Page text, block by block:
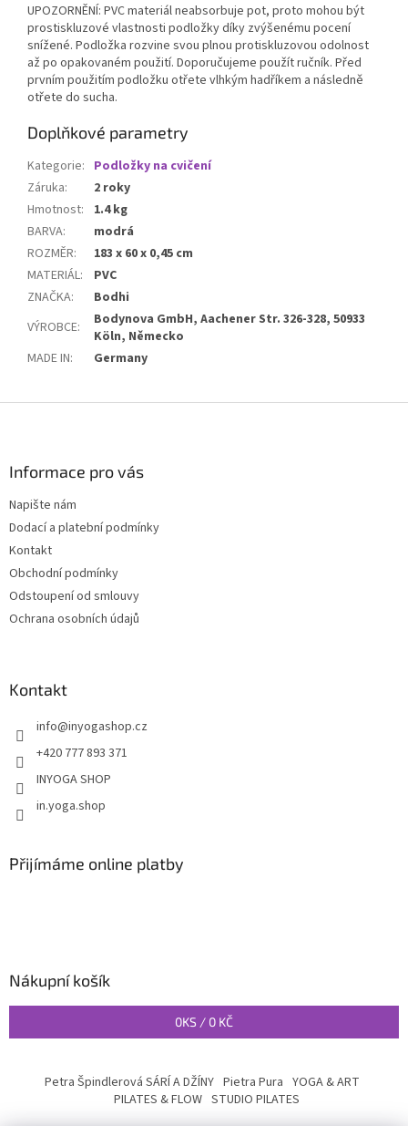
UPOZORNĚNÍ: PVC materiál neabsorbuje pot, proto mohou být
prostiskluzové vlastnosti podložky díky zvýšenému pocení
snížené. Podložka rozvine svou plnou protiskluzovou odolnost
až po opakovaném použití. Doporučujeme použít ručník. Před
prvním použitím podložku otřete vlhkým hadříkem a následně
otřete do sucha.
Doplňkové parametry
Kategorie: Podložky na cvičení
Záruka:
2 roky
Hmotnost:
1.4 kg
BARVA:
modrá
ROZMĚR:
183 x 60 x 0,45 cm
MATERIÁL:
PVC
ZNAČKA:
Bodhi
VÝROBCE:
Bodynova GmbH, Aachener Str. 326-328, 50933
Köln, Německo
MADE IN: Germany
Informace pro vás
Napište nám
Dodací a platební podmínky
Kontakt
Obchodní podmínky
Odstoupení od smlouvy
Ochrana osobních údajů
Kontakt
info@inyogashop.cz
+420 777 893 371
INYOGA SHOP
in.yoga.shop
Přijímáme online platby
Nákupní košík
0KS / 0 KČ
Petra Špindlerová SÁRÍ A DŽÍNY Pietra Pura YOGA & ART
PILATES & FLOW STUDIO PILATES